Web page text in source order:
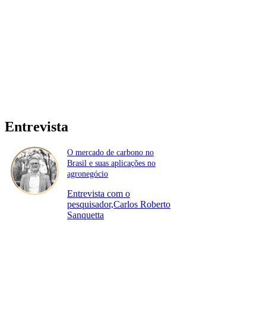
Entrevista
O mercado de carbono no
Brasil e suas aplicações no
agronegócio
Entrevista com o
pesquisador,Carlos Roberto
Sanquetta